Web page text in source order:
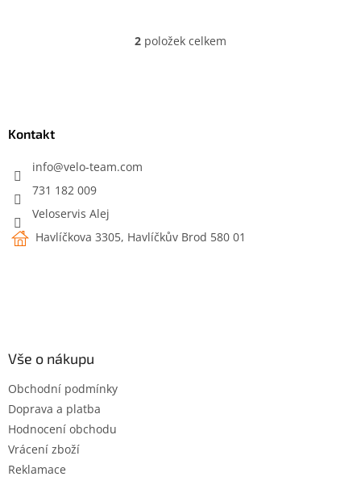
O
y
v
2 položek celkem
Kontakt
info@velo-team.com
731 182 009
Veloservis Alej
Havlíčkova 3305, Havlíčkův Brod 580 01
Vše o nákupu
Obchodní podmínky
Doprava a platba
Hodnocení obchodu
Vrácení zboží
Reklamace